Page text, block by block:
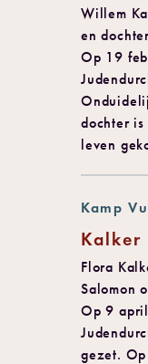
Willem
en
Op 19
dochter
leven
Kamp
Kalker
Flora
Salomon
Op 9
gezet.